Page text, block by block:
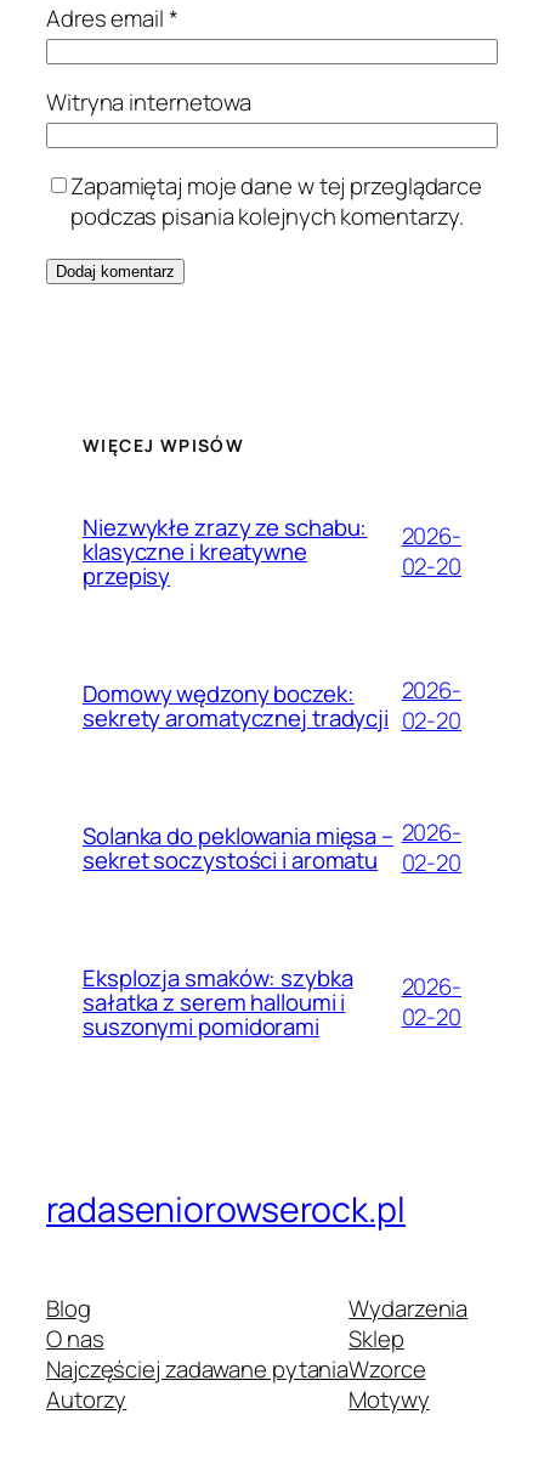
Adres email*
Witryna internetowa
Zapamiętaj moje dane w tej przeglądarce
podczas pisania kolejnych komentarzy.
WIĘCEJ WPISÓW
Niezwykłe zrazy ze schabu:
klasyczne i kreatywne
przepisy
2026-
02-20
Domowy wędzony boczek:
sekrety aromatycznej tradycji
2026-
02-20
Solanka do peklowania mięsa –
sekret soczystości i aromatu
2026-
02-20
Eksplozja smaków: szybka
sałatka z serem halloumi i
suszonymi pomidorami
2026-
02-20
radaseniorowserock.pl
Blog
O nas
Najczęściej zadawane pytania
Autorzy
Wydarzenia
Sklep
Wzorce
Motywy